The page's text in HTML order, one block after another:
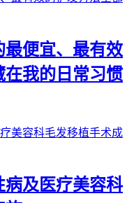
便宜、最有效
在我的日常习惯
病及医疗美容科